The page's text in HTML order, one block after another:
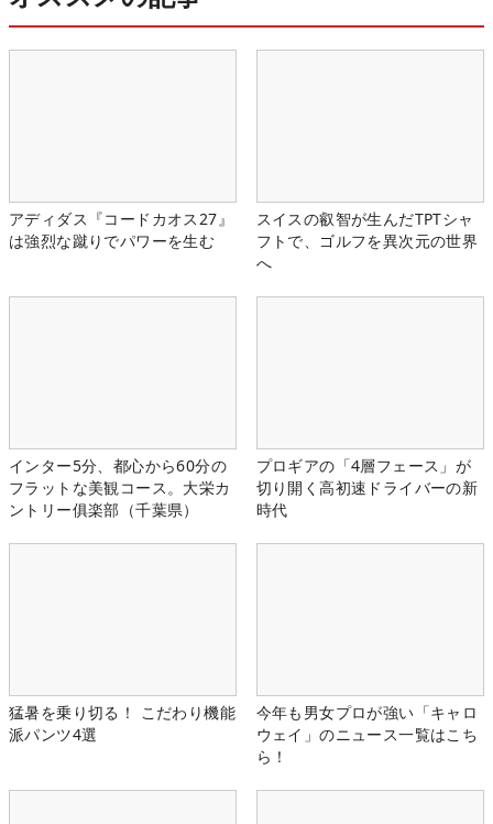
アディダス『コードカオス27』
は強烈な蹴りでパワーを生む
スイスの叡智が生んだTPTシャ
フトで、ゴルフを異次元の世界
へ
インター5分、都心から60分の
フラットな美観コース。大栄カ
ントリー俱楽部（千葉県）
プロギアの「4層フェース」が
切り開く高初速ドライバーの新
時代
猛暑を乗り切る！ こだわり機能
派パンツ4選
今年も男女プロが強い「キャロ
ウェイ」のニュース一覧はこち
ら！